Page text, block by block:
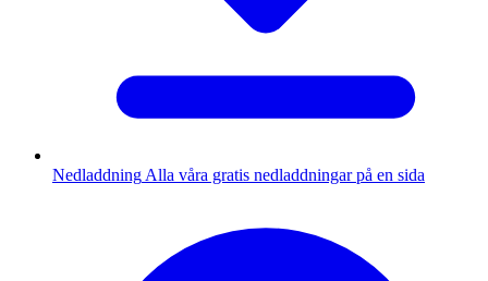
Nedladdning Alla våra gratis nedladdningar på en sida